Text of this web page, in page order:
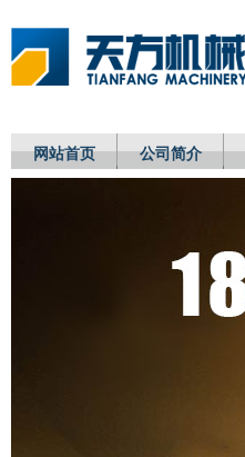
网站首页 公司简介